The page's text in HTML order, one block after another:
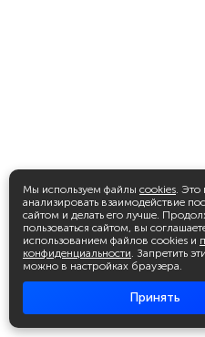
Мы используем файлы cookies. Это
анализировать взаимодействие
сайтом и делать его лучше.
пользоваться сайтом, вы
использованием файлов cookies и
конфиденциальности. Запретить
можно в настройках браузера.
Принять